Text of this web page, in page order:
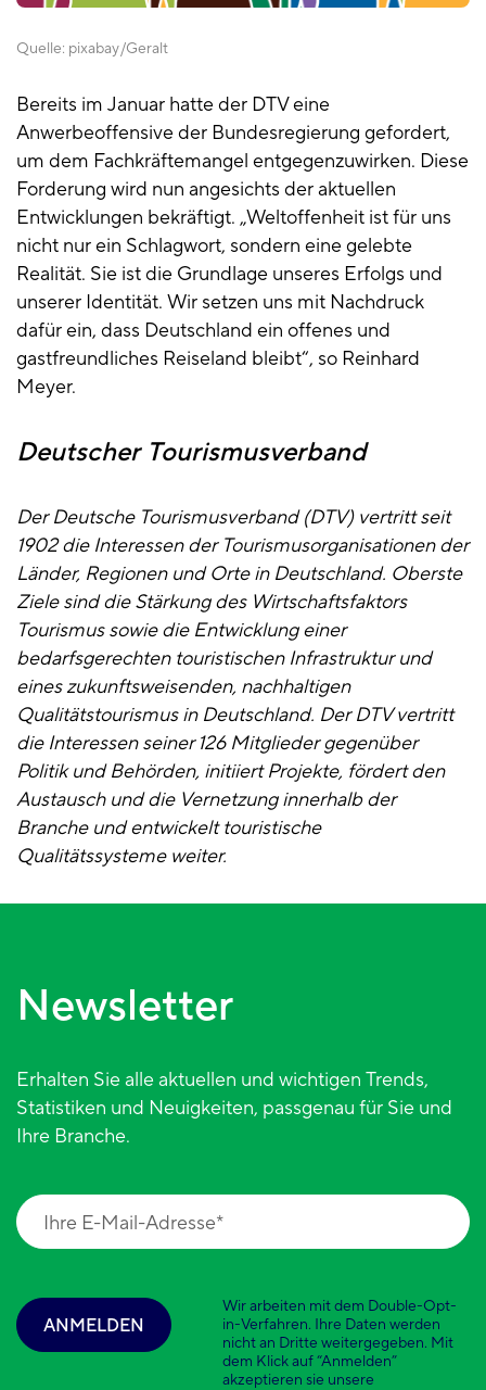
Quelle: pixabay Geralt
Bereits im Januar hatte der DTV eine
Anwerbeoffensive der Bundesregierung gefordert,
um dem Fachkräftemangel entgegenzuwirken. Diese
Forderung wird nun angesichts der aktuellen
Entwicklungen bekräftigt. „Weltoffenheit ist für uns
nicht nur ein Schlagwort, sondern eine gelebte
Realität. Sie ist die Grundlage unseres Erfolgs und
unserer Identität. Wir setzen uns mit Nachdruck
dafür ein, dass Deutschland ein offenes und
gastfreundliches Reiseland bleibt“, so Reinhard
Meyer.
Deutscher Tourismusverband
Der Deutsche Tourismusverband (DTV) vertritt seit
1902 die Interessen der Tourismusorganisationen der
Länder, Regionen und Orte in Deutschland. Oberste
Ziele sind die Stärkung des Wirtschaftsfaktors
Tourismus sowie die Entwicklung einer
bedarfsgerechten touristischen Infrastruktur und
eines zukunftsweisenden, nachhaltigen
Qualitätstourismus in Deutschland. Der DTV vertritt
die Interessen seiner 126 Mitglieder gegenüber
Politik und Behörden, initiiert Projekte, fördert den
Austausch und die Vernetzung innerhalb der
Branche und entwickelt touristische
Qualitätssysteme weiter.
Newsletter
Erhalten Sie alle aktuellen und wichtigen Trends,
Statistiken und Neuigkeiten, passgenau für Sie und
Ihre Branche.
Wir arbeiten mit dem Double-Opt-
in-Verfahren. Ihre Daten werden
nicht an Dritte weitergegeben. Mit
dem Klick auf “Anmelden”
akzeptieren sie unsere
ANMELDEN